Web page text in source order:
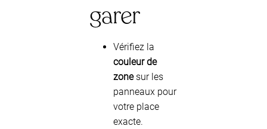
garer
Vérifiez la
couleur de
zonesur les
panneaux pour
votre place
exacte.